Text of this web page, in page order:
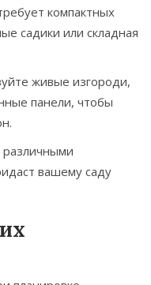
компактных
садики или складная
живые изгороди,
панели, чтобы
различными
вашему саду